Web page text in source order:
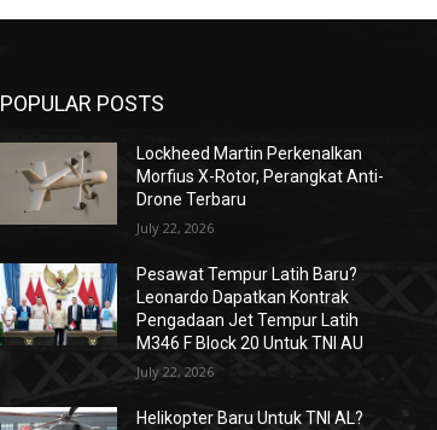
POPULAR POSTS
Lockheed Martin Perkenalkan
Morfius X-Rotor, Perangkat Anti-
Drone Terbaru
July 22, 2026
Pesawat Tempur Latih Baru?
Leonardo Dapatkan Kontrak
Pengadaan Jet Tempur Latih
M346 F Block 20 Untuk TNI AU
July 22, 2026
Helikopter Baru Untuk TNI AL?